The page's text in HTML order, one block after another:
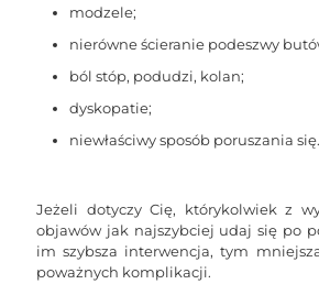
modzele;
nierówne ścieranie podeszwy
ból stóp, podudzi, kolan;
dyskopatie;
niewłaściwy sposób poruszania się.
Jeżeli dotyczy Cię, którykolwiek z
objawów jak najszybciej udaj się po
im szybsza interwencja, tym
poważnych komplikacji.